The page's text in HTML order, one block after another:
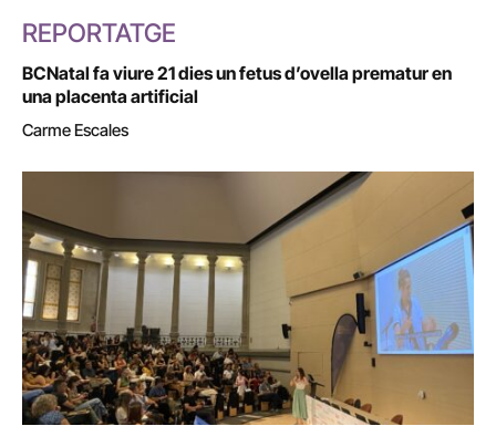
REPORTATGE
BCNatal fa viure 21 dies un fetus d’ovella prematur en
una placenta artificial
Carme Escales